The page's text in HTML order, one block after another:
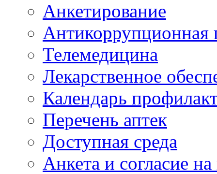
Анкетирование
Антикоррупционная
Телемедицина
Лекарственное
Календарь
Перечень аптек
Доступная среда
Анкета и согласие